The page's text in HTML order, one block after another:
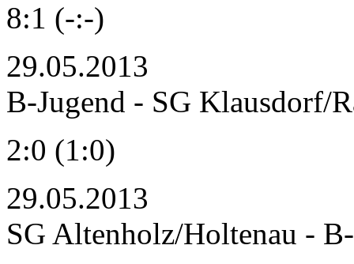
8:1 (-:-)
29.05.2013
B-Jugend - SG Klausdorf/
2:0 (1:0)
29.05.2013
SG Altenholz/Holtenau -